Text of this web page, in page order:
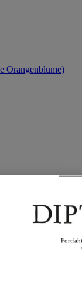
Orangenblume)